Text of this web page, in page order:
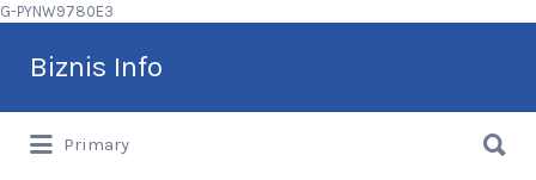
G-PYNW9780E3
Biznis Info
Brže vašem klijentu
for:
Primary
for: